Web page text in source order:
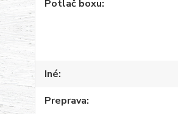
Potlač boxu
Iné
Preprava